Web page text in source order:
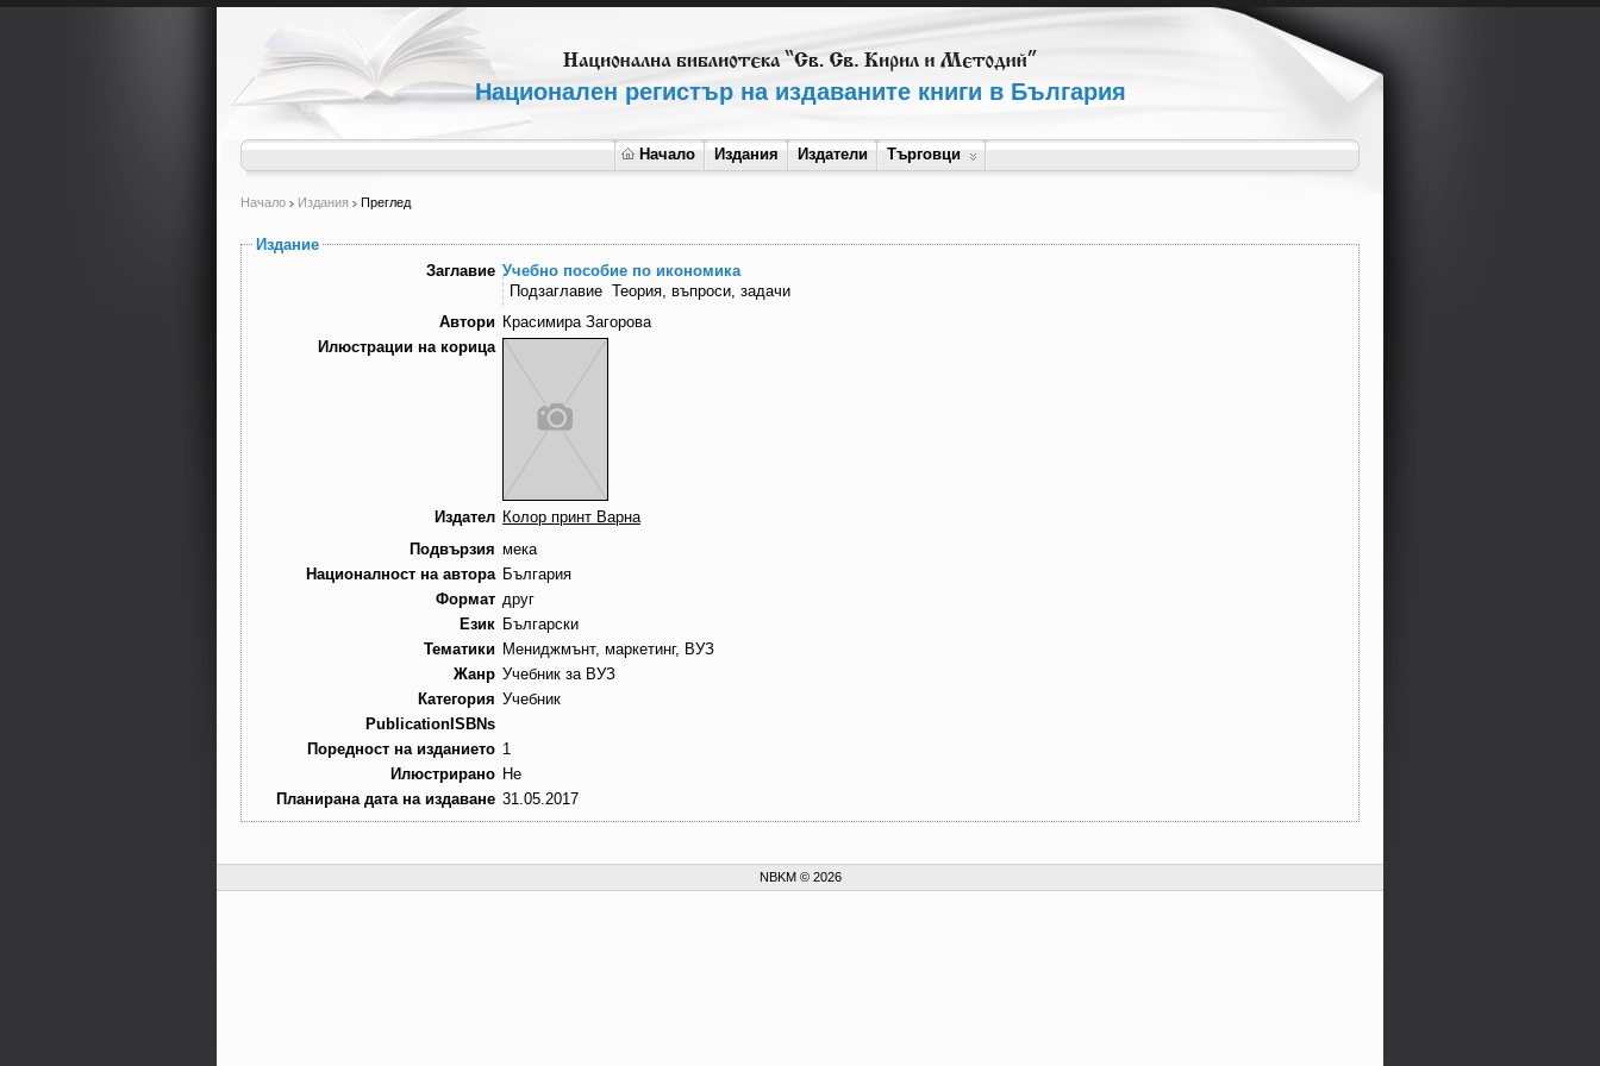
Национален регистър на издаваните книги в България
Начало Издания Издатели Търговци
Начало Издания Преглед
Издание
Заглавие Учебно пособие по икономика
Подзаглавие Теория, въпроси, задачи
Автори Красимира Загорова
Илюстрации на корица
Издател Колор принт Варна
Подвързия мека
Националност на автора България
Формат друг
Език Български
Тематики Мениджмънт, маркетинг, ВУЗ
Жанр Учебник за ВУЗ
Категория Учебник
PublicationISBNs
Поредност на изданието 1
Илюстрирано Не
Планирана дата на издаване 31.05.2017
NBKM © 2026